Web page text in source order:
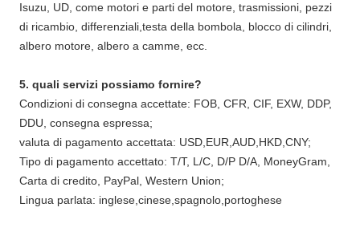
Isuzu, UD, come motori e parti del motore, trasmissioni, pezzi
di ricambio, differenziali,testa della bombola, blocco di cilindri,
albero motore, albero a camme, ecc.
5. quali servizi possiamo fornire?
Condizioni di consegna accettate: FOB, CFR, CIF, EXW, DDP,
DDU, consegna espressa;
valuta di pagamento accettata: USD,EUR,AUD,HKD,CNY;
Tipo di pagamento accettato: T/T, L/C, D/P D/A, MoneyGram,
Carta di credito, PayPal, Western Union;
Lingua parlata: inglese,cinese,spagnolo,portoghese